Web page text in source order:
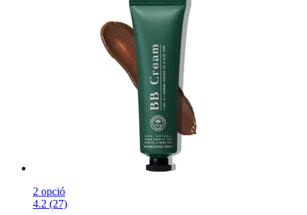
2 opció
4.2 (27)